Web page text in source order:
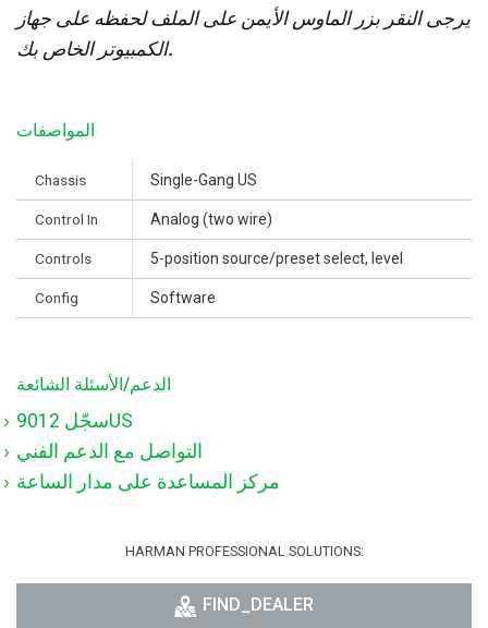
يرجى النقر بزر الماوس الأيمن على الملف لحفظه على جهاز
الكمبيوتر الخاص بك.
المواصفات
Chassis Single-Gang US
Control In Analog (two wire)
Controls 5-position source/preset select, level
Config Software
الدعم/الأسئلة الشائعة
سجّل 9012US
التواصل مع الدعم الفني
مركز المساعدة على مدار الساعة
HARMAN PROFESSIONAL SOLUTIONS:
FIND_DEALER